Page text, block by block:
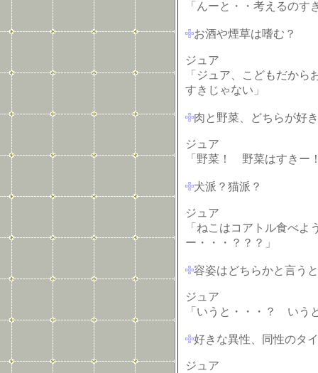
「んーと・・考えるのす
お酒や煙草は嗜む？
ジュア
「ジュア、こどもだか
すきじゃない」
肉と野菜、どちらが好
ジュア
「野菜！ 野菜はすきー
犬派？猫派？
ジュア
「ねこはコアトル食べ
ー・・・？？？」
容姿はどちらかと言う
ジュア
「いうと・・・？ いう
好きな異性、同性のタ
ジュア